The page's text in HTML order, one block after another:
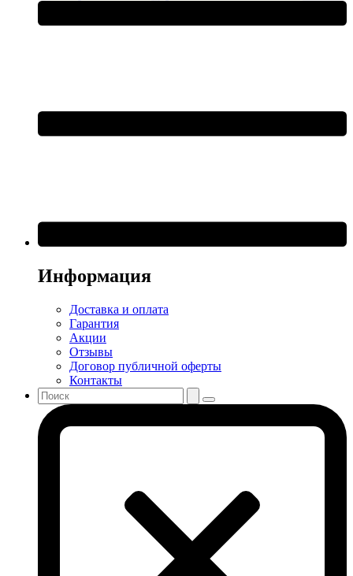
Информация
Доставка и оплата
Гарантия
Акции
Отзывы
Договор публичной оферты
Контакты